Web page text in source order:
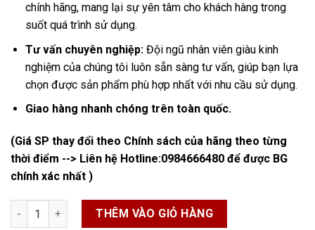
chính hãng, mang lại sự yên tâm cho khách hàng trong
suốt quá trình sử dụng.
Tư vấn chuyên nghiệp:Đội ngũ nhân viên giàu kinh
nghiệm của chúng tôi luôn sẵn sàng tư vấn, giúp bạn lựa
chọn được sản phẩm phù hợp nhất với nhu cầu sử dụng.
Giao hàng nhanh chóng trên toàn quốc.
(Giá SP thay đổi theo Chính sách của hãng theo từng
thời điểm --> Liên hệ Hotline:0984666480 để được BG
chính xác nhất )
Quạt Thông Gió Tròn Deton số lượng
THÊM VÀO GIỎ HÀNG